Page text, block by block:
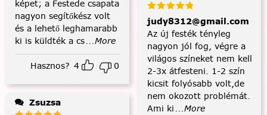
képet; a Festede csapata
nagyon segítőkész volt
és a lehető leghamarabb
ki is küldték a cs...More
Hasznos? 4 0
Zsuzsa
judy8312@gmail.com
Az új festék tényleg
nagyon jól fog, végre a
világos színeket nem kell
2-3x átfesteni. 1-2 szín
kicsit folyósabb volt,de
nem okozott problémát.
Ami ki ...More